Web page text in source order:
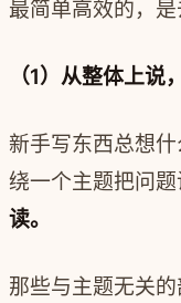
最简单高效的，是
（1）从整体上说
新手写东西总想
绕一个主题把问题
读。
那些与主题无关的